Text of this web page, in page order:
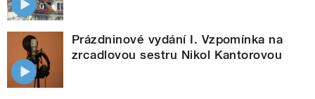
Prázdninové vydání I. Vzpomínka na
zrcadlovou sestru Nikol Kantorovou